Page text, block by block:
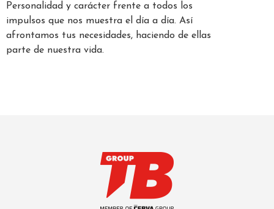
Personalidad y carácter frente a todos los
impulsos que nos muestra el día a día. Así
afrontamos tus necesidades, haciendo de ellas
parte de nuestra vida.